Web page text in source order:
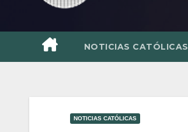
NOTICIAS CATÓLICAS
NOTICIAS CATÓLICAS